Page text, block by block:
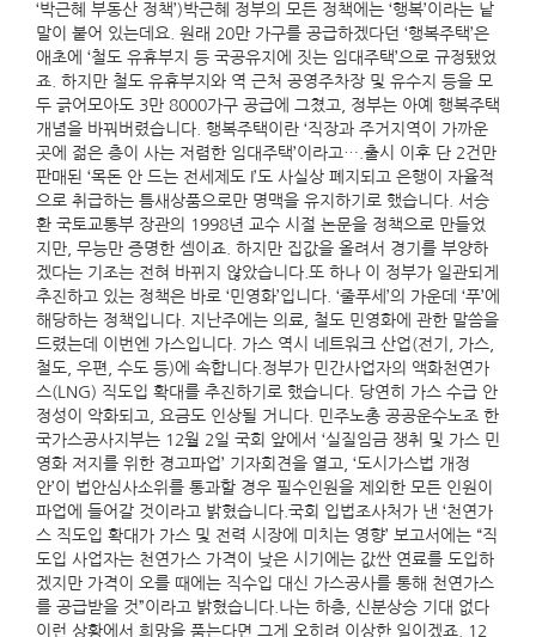
‘박근혜 부동산 정책’)박근혜 정부의 모든 정책에는 ‘행복’이라는 낱
말이 붙어 있는데요. 원래 20만 가구를 공급하겠다던 ‘행복주택’은
애초에 ‘철도 유휴부지 등 국공유지에 짓는 임대주택’으로 규정됐었
죠. 하지만 철도 유휴부지와 역 근처 공영주차장 및 유수지 등을 모
두 긁어모아도 3만 8000가구 공급에 그쳤고, 정부는 아예 행복주택
개념을 바꿔버렸습니다. 행복주택이란 ‘직장과 주거지역이 가까운
곳에 젊은 층이 사는 저렴한 임대주택’이라고….출시 이후 단 2건만
판매된 ‘목돈 안 드는 전세제도 I’도 사실상 폐지되고 은행이 자율적
으로 취급하는 틈새상품으로만 명맥을 유지하기로 했습니다. 서승
환 국토교통부 장관의 1998년 교수 시절 논문을 정책으로 만들었
지만, 무능만 증명한 셈이죠. 하지만 집값을 올려서 경기를 부양하
겠다는 기조는 전혀 바뀌지 않았습니다.또 하나 이 정부가 일관되게
추진하고 있는 정책은 바로 ‘민영화’입니다. ‘줄푸세’의 가운데 ‘푸’에
해당하는 정책입니다. 지난주에는 의료, 철도 민영화에 관한 말씀을
드렸는데 이번엔 가스입니다. 가스 역시 네트워크 산업(전기, 가스,
철도, 우편, 수도 등)에 속합니다.정부가 민간사업자의 액화천연가
스(LNG) 직도입 확대를 추진하기로 했습니다. 당연히 가스 수급 안
정성이 악화되고, 요금도 인상될 거니다. 민주노총 공공운수노조 한
국가스공사지부는 12월 2일 국회 앞에서 ‘실질임금 쟁취 및 가스 민
영화 저지를 위한 경고파업’ 기자회견을 열고, ‘도시가스법 개정
안’이 법안심사소위를 통과할 경우 필수인원을 제외한 모든 인원이
파업에 들어갈 것이라고 밝혔습니다.국회 입법조사처가 낸 ‘천연가
스 직도입 확대가 가스 및 전력 시장에 미치는 영향’ 보고서에는 “직
도입 사업자는 천연가스 가격이 낮은 시기에는 값싼 연료를 도입하
겠지만 가격이 오를 때에는 직수입 대신 가스공사를 통해 천연가스
를 공급받을 것”이라고 밝혔습니다.나는 하층, 신분상승 기대 없다
이런 상황에서 희망을 품는다면 그게 오히려 이상한 일이겠죠. 12